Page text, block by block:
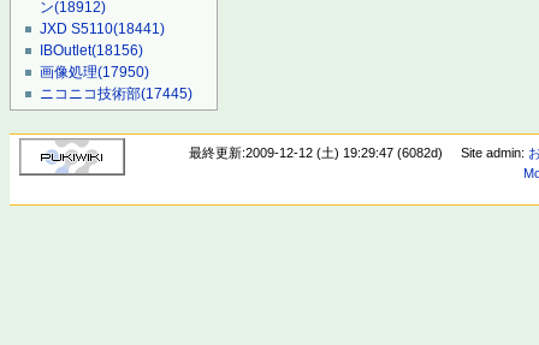
ン(18912)
JXD S5110(18441)
IBOutlet(18156)
画像処理(17950)
ニコニコ技術部(17445)
最終更新:2009-12-12 (土) 19:29:47 (6082d) Site admin: